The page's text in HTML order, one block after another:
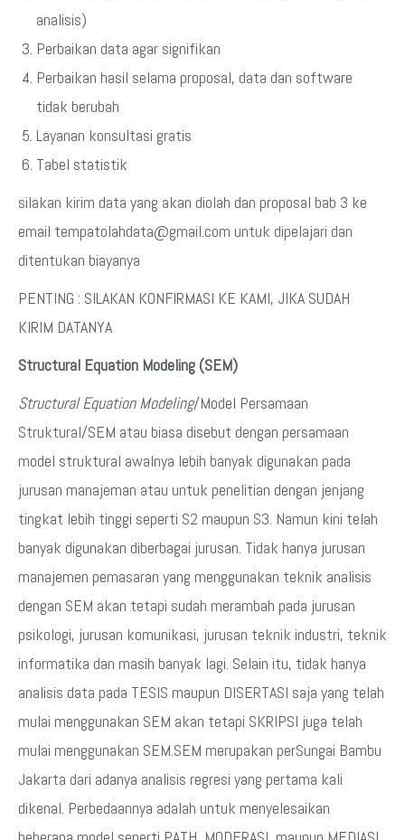
analisis)
Perbaikan data agar signifikan
Perbaikan hasil selama proposal, data dan software
tidak berubah
Layanan konsultasi gratis
Tabel statistik
silakan kirim data yang akan diolah dan proposal bab 3 ke
email tempatolahdata@gmail.com untuk dipelajari dan
ditentukan biayanya
PENTING : SILAKAN KONFIRMASI KE KAMI, JIKA SUDAH
KIRIM DATANYA
Structural Equation Modeling (SEM)
Structural Equation Modeling/Model Persamaan
Struktural/SEM atau biasa disebut dengan persamaan
model struktural awalnya lebih banyak digunakan pada
jurusan manajeman atau untuk penelitian dengan jenjang
tingkat lebih tinggi seperti S2 maupun S3. Namun kini telah
banyak digunakan diberbagai jurusan. Tidak hanya jurusan
manajemen pemasaran yang menggunakan teknik analisis
dengan SEM akan tetapi sudah merambah pada jurusan
psikologi, jurusan komunikasi, jurusan teknik industri, teknik
informatika dan masih banyak lagi. Selain itu, tidak hanya
analisis data pada TESIS maupun DISERTASI saja yang telah
mulai menggunakan SEM akan tetapi SKRIPSI juga telah
mulai menggunakan SEM.SEM merupakan perSungai Bambu
Jakarta dari adanya analisis regresi yang pertama kali
dikenal. Perbedaannya adalah untuk menyelesaikan